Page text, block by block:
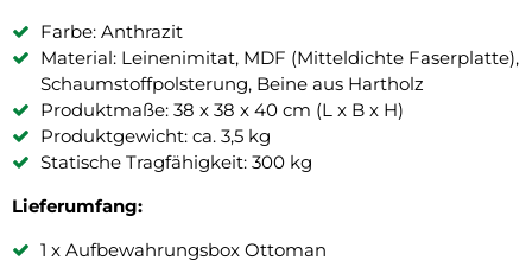
Farbe: Anthrazit
Material: Leinenimitat, MDF (Mitteldichte Faserplatte),
Schaumstoffpolsterung, Beine aus Hartholz
Produktmaße: 38 x 38 x 40 cm (L x B x H)
Produktgewicht: ca. 3,5 kg
Statische Tragfähigkeit: 300 kg
Lieferumfang:
1 x Aufbewahrungsbox Ottoman